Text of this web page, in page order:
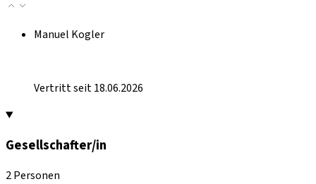
Manuel Kogler
Vertritt seit 18.06.2026
Gesellschafter/in
2 Personen